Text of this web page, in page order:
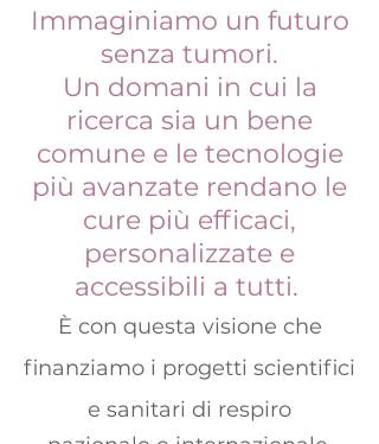
Immaginiamo un futuro
senza tumori.
Un domani in cui la
ricerca sia un bene
comune e le tecnologie
più avanzate rendano le
cure più efficaci,
personalizzate e
accessibili a tutti.
È con questa visione che
finanziamo i progetti scientifici
e sanitari di respiro